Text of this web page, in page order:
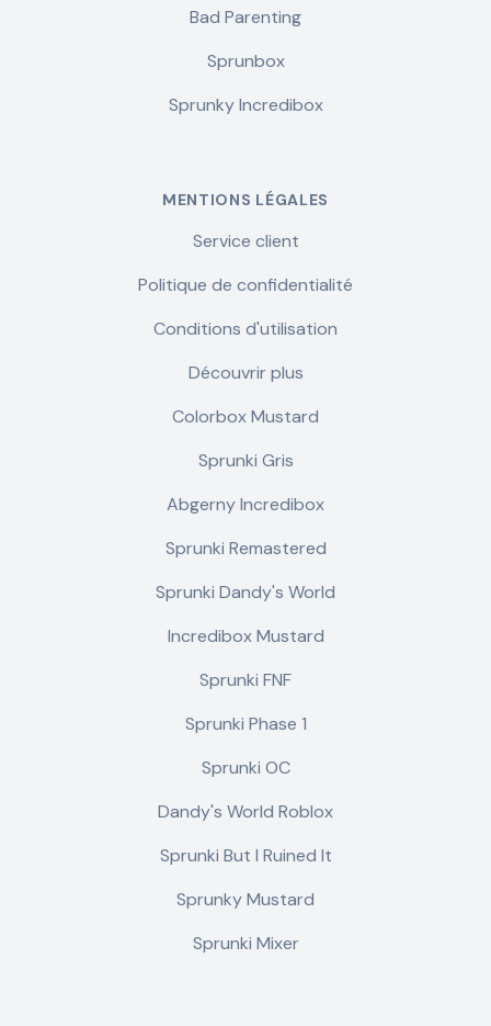
Bad Parenting
Sprunbox
Sprunky Incredibox
MENTIONS LÉGALES
Service client
Politique de confidentialité
Conditions d'utilisation
Découvrir plus
Colorbox Mustard
Sprunki Gris
Abgerny Incredibox
Sprunki Remastered
Sprunki Dandy's World
Incredibox Mustard
Sprunki FNF
Sprunki Phase 1
Sprunki OC
Dandy's World Roblox
Sprunki But I Ruined It
Sprunky Mustard
Sprunki Mixer